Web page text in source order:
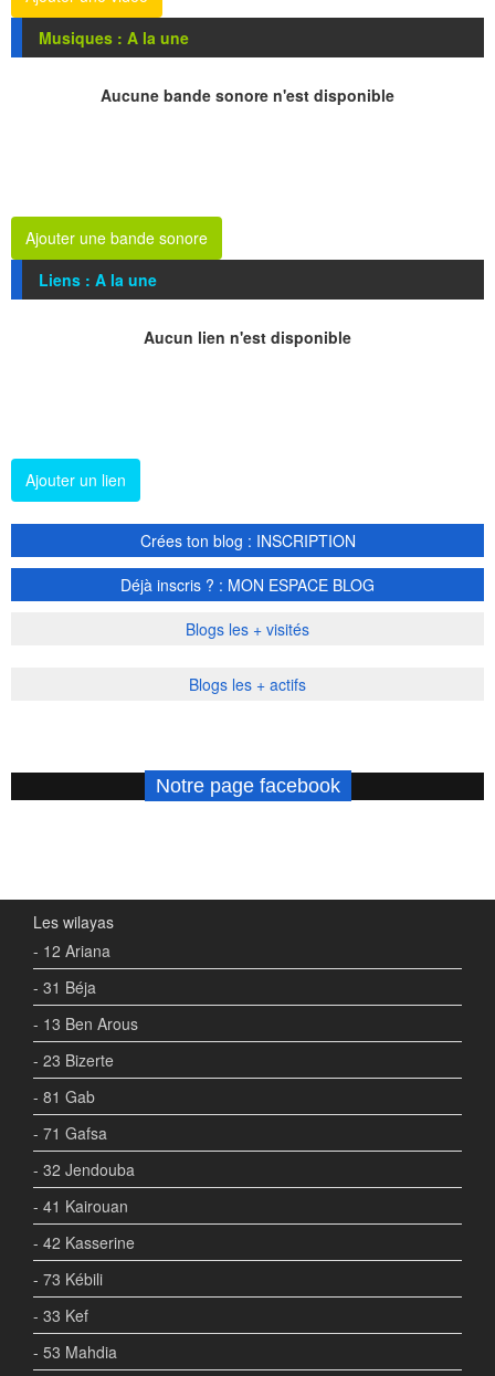
Musiques : A la une
Aucune bande sonore n'est disponible
Ajouter une bande sonore
Liens : A la une
Aucun lien n'est disponible
Ajouter un lien
Crées ton blog : INSCRIPTION
Déjà inscris ? : MON ESPACE BLOG
Blogs les + visités
Blogs les + actifs
Notre page facebook
Les wilayas
- 12 Ariana
- 31 Béja
- 13 Ben Arous
- 23 Bizerte
- 81 Gab
- 71 Gafsa
- 32 Jendouba
- 41 Kairouan
- 42 Kasserine
- 73 Kébili
- 33 Kef
- 53 Mahdia